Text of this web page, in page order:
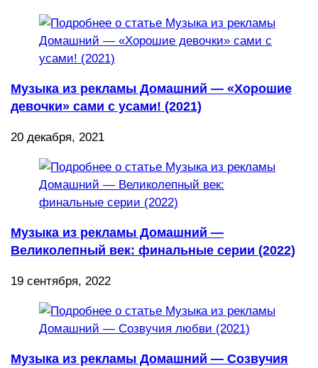
Музыка из рекламы Домашний — «Хорошие
девочки» сами с усами! (2021)
20 декабря, 2021
Музыка из рекламы Домашний —
Великолепный век: финальные серии (2022)
19 сентября, 2022
Музыка из рекламы Домашний — Созвучия